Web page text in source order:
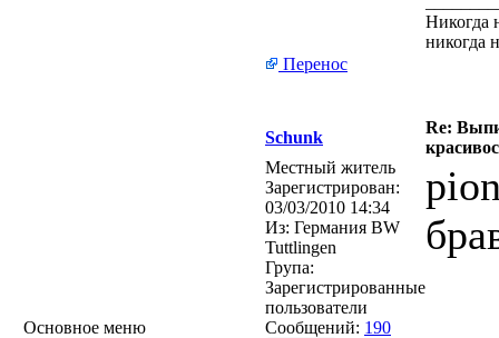
Основное меню
Никогда
никогда
Перенос
Schunk
Re:
Местный житель
Зарегистрирован:
03/03/2010 14:34
Из: Германия BW
Tuttlingen
Група:
Зарегистрированные
пользователи
Сообщений: 190